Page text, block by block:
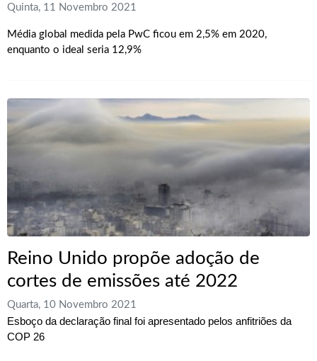
Quinta, 11 Novembro 2021
Média global medida pela PwC ficou em 2,5% em 2020,
enquanto o ideal seria 12,9%
Reino Unido propõe adoção de
cortes de emissões até 2022
Quarta, 10 Novembro 2021
Esboço da declaração final foi apresentado pelos anfitriões da
COP 26